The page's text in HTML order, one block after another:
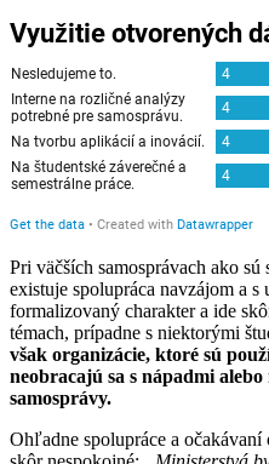
Pri väčších samosprávach ako sú
existuje spolupráca navzájom a
formalizovaný charakter a ide
témach, prípadne s niektorými
však organizácie, ktoré sú
neobracajú sa s nápadmi
samosprávy.
Ohľadne spolupráce a očakávaní